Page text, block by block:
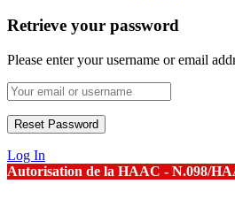
Retrieve your password
Please enter your username or email
Log In
Autorisation de la HAAC - N.098/